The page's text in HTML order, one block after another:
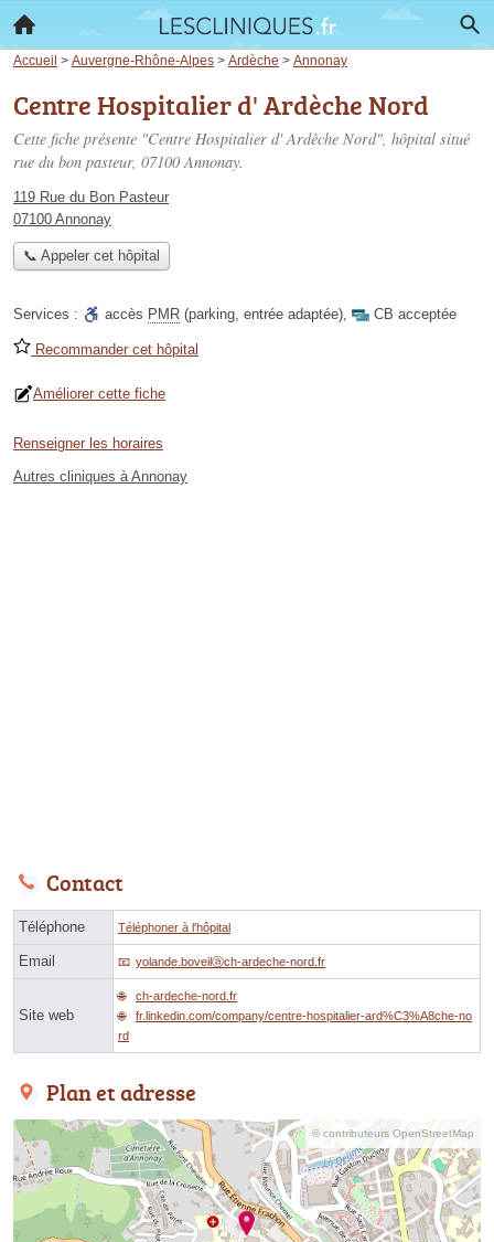
Accueil > Auvergne-Rhône-Alpes > Ardèche > Annonay
Centre Hospitalier d' Ardèche Nord
Cette fiche présente "Centre Hospitalier d' Ardèche Nord", hôpital situé
rue du bon pasteur, 07100 Annonay.
119 Rue du Bon Pasteur
07100 Annonay
📞 Appeler cet hôpital
Services : accès PMR (parking, entrée adaptée), CB acceptée
Recommander cet hôpital
Améliorer cette fiche
Renseigner les horaires
Autres cliniques à Annonay
Contact
Téléphone Téléphoner à l'hôpital
Email yolande.boveilⓐch-ardeche-nord.fr
Site web
ch-ardeche-nord.fr
fr.linkedin.com/company/centre-hospitalier-ard%C3%A8che-no
rd
Plan et adresse
© contributeurs OpenStreetMap